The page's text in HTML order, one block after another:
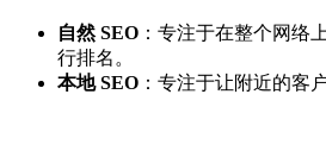
自然 SEO ：专注于在整个网络
行排名。
本地 SEO ：专注于让附近的客